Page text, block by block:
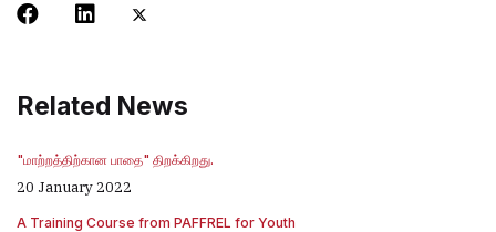
Related News
"மாற்றத்திற்கான பாதை" திறக்கிறது.
20 January 2022
A Training Course from PAFFREL for Youth